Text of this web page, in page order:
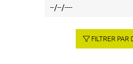
FILTRER PAR